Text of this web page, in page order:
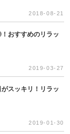
2018-08-21
おすすめのリラッ
2019-03-27
スッキリ！リラッ
2019-01-30